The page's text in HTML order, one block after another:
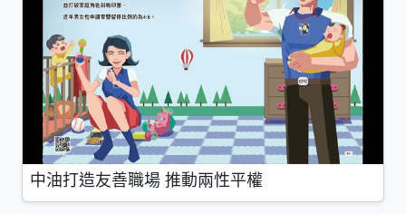
中油打造友善職場 推動兩性平權